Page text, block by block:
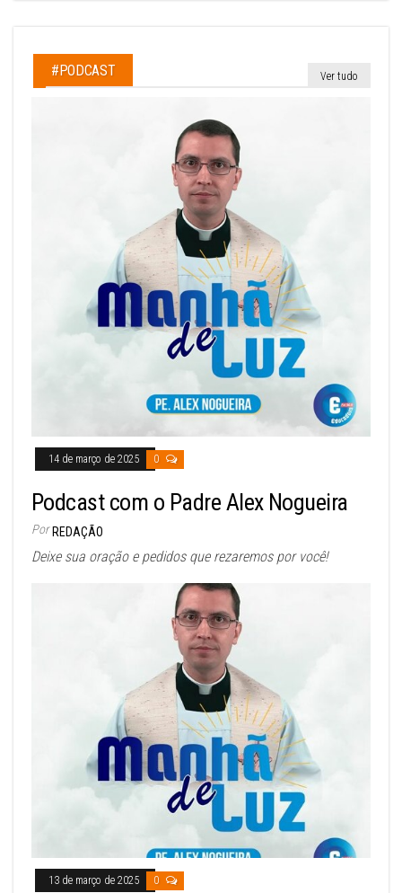
#PODCAST Ver tudo
14 de março de 2025 0
Podcast com o Padre Alex Nogueira
Por REDAÇÃO
Deixe sua oração e pedidos que rezaremos por você!
13 de março de 2025 0